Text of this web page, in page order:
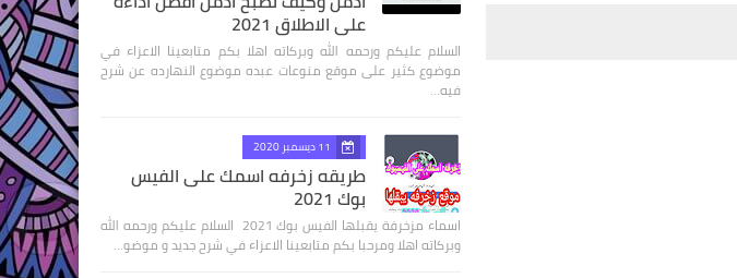
علي الاطلاق 2021
السلام عليكم ورحمه الله وبركاته اهلا بكم متابعينا الاعزاء في
موضوع كثير على موقع منوعات عبده موضوع النهارده عن شرح
فيه…
11 ديسمبر 2020
طريقه زخرفه اسمك على الفيس
بوك 2021
اسماء مزخرفة يقبلها الفيس بوك 2021 السلام عليكم ورحمه الله
وبركاته اهلا ومرحبا بكم متابعينا الاعزاء في شرح جديد و موضو…